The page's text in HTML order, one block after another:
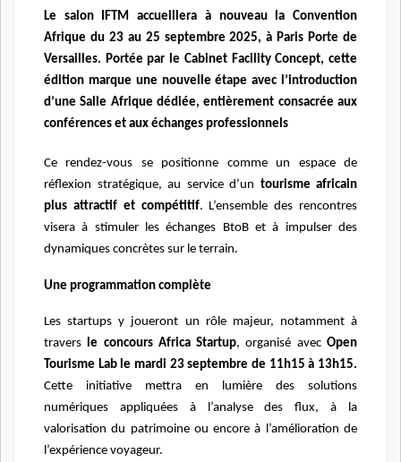
Le salon IFTM accueillera à nouveau la Convention
Afrique du 23 au 25 septembre 2025, à Paris Porte de
Versailles. Portée par le Cabinet Facility Concept, cette
édition marque une nouvelle étape avec l’introduction
d’une Salle Afrique dédiée, entièrement consacrée aux
conférences et aux échanges professionnels
Ce rendez-vous se positionne comme un espace de
réflexion stratégique, au service d’un tourisme africain
plus attractif et compétitif. L’ensemble des rencontres
visera à stimuler les échanges BtoB et à impulser des
dynamiques concrètes sur le terrain.
Une programmation complète
Les startups y joueront un rôle majeur, notamment à
travers
le concours Africa Startup, organisé avecOpen
Tourisme Lab le mardi 23 septembre de 11h15 à 13h15.
Cette initiative mettra en lumière des solutions
numériques appliquées à l’analyse des flux, à la
valorisation du patrimoine ou encore à l’amélioration de
l’expérience voyageur.